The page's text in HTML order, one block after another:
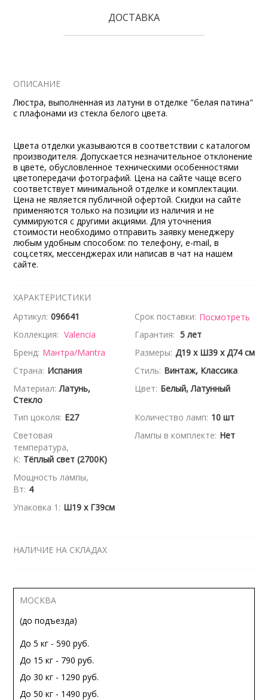
ДОСТАВКА
ОПИСАНИЕ
Люстра, выполненная из латуни в отделке "белая патина"
с плафонами из стекла белого цвета.
Цвета отделки указываются в соответствии с каталогом
производителя. Допускается незначительное отклонение
в цвете, обусловленное техническими особенностями
цветопередачи фотографий. Цена на сайте чаще всего
соответствует минимальной отделке и комплектации.
Цена не является публичной офертой. Скидки на сайте
применяются только на позиции из наличия и не
суммируются с другими акциями. Для уточнения
стоимости необходимо отправить заявку менеджеру
любым удобным способом: по телефону, e-mail, в
соц.сетях, мессенджерах или написав в чат на нашем
сайте.
ХАРАКТЕРИСТИКИ
Артикул: 096641 Срок поставки: Посмотреть
Коллекция: Valencia Гарантия: 5 лет
Бренд: Мантра/Mantra Размеры: Д19 x Ш39 x Д74 см
Страна: Испания Стиль: Винтаж, Классика
Материал: Латунь,
Стекло
Цвет: Белый, Латунный
Тип цоколя: E27 Количество ламп: 10 шт
Световая
температура,
К: Тёплый свет (2700K)
Лампы в комплекте: Нет
Мощность лампы,
Вт: 4
Упаковка 1: Ш19 x Г39см
НАЛИЧИЕ НА СКЛАДАХ
МОСКВА
(до подъезда)
До 5 кг - 590 руб.
До 15 кг - 790 руб.
До 30 кг - 1290 руб.
До 50 кг - 1490 руб.